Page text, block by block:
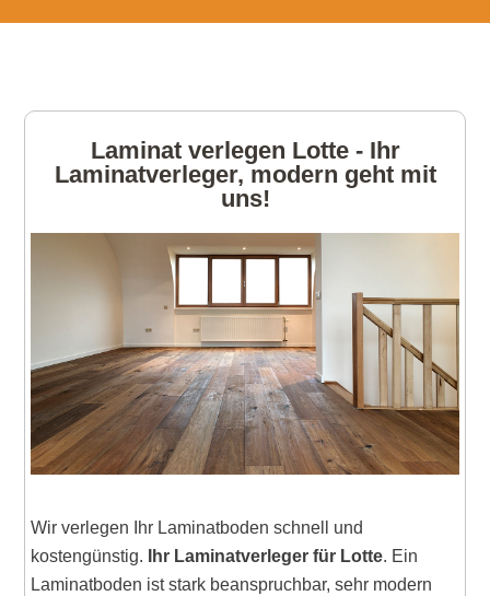
Laminat verlegen Lotte - Ihr
Laminatverleger, modern geht mit
uns!
Wir verlegen Ihr Laminatboden schnell und
kostengünstig.
Ihr Laminatverleger für Lotte. Ein
Laminatboden ist stark beanspruchbar, sehr modern